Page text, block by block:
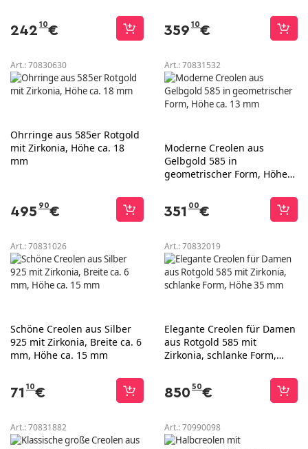
242 10€ 359 10€
Art.:70830630
Ohrringe aus 585er Rotgold
mit Zirkonia, Höhe ca. 18
mm
495 90€
Art.:70831532
Moderne Creolen aus
Gelbgold 585 in
geometrischer Form, Höhe
351 00€
Art.:70831026
Schöne Creolen aus Silber
925 mit Zirkonia, Breite ca. 6
mm, Höhe ca. 15 mm
71 10€
Art.:70832019
Elegante Creolen für Damen
aus Rotgold 585 mit
Zirkonia, schlanke Form,
850 50€
Art.:70831882 Art.:70990098